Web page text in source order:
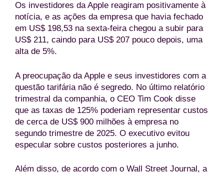
Os investidores da Apple reagiram positivamente à
notícia, e as ações da empresa que havia fechado
em US$ 198,53 na sexta-feira chegou a subir para
US$ 211, caindo para US$ 207 pouco depois, uma
alta de 5%.
A preocupação da Apple e seus investidores com a
questão tarifária não é segredo. No último relatório
trimestral da companhia, o CEO Tim Cook disse
que as taxas de 125% poderiam representar custos
de cerca de US$ 900 milhões à empresa no
segundo trimestre de 2025. O executivo evitou
especular sobre custos posteriores a junho.
Além disso, de acordo com o Wall Street Journal, a